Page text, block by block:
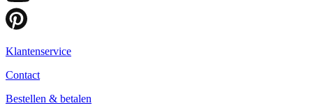
Klantenservice
Contact
Bestellen & betalen